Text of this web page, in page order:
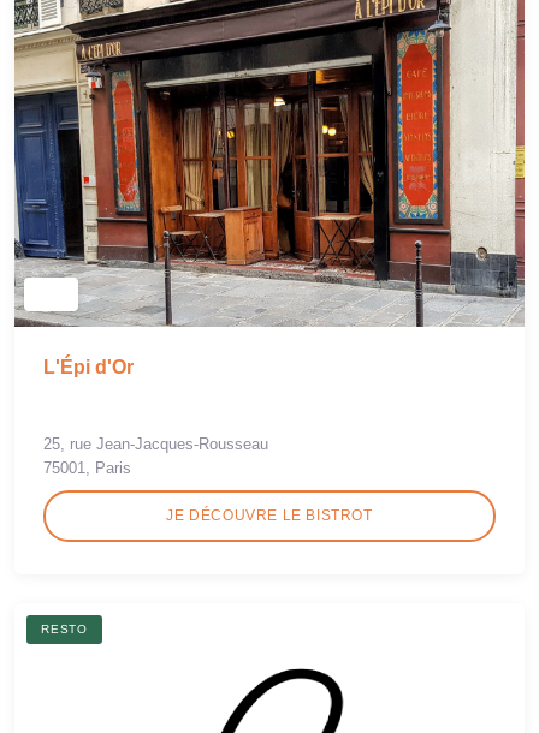
L'Épi d'Or
25, rue Jean-Jacques-Rousseau
75001, Paris
JE DÉCOUVRE LE BISTROT
RESTO